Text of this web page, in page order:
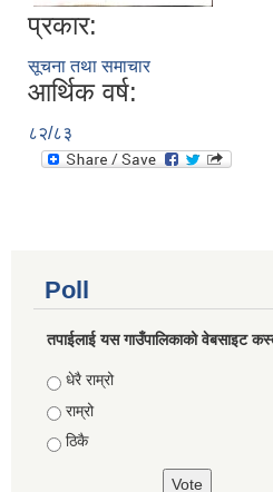
प्रकार:
सूचना तथा समाचार
आर्थिक वर्ष:
८२/८३
Poll
तपाईलाई यस गाउँपालिकाको वेबसाइट
Choices
धेरै राम्रो
राम्रो
ठिकै